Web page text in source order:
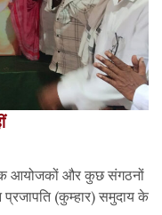
आयोजकों और कुछ संगठनों
प्रजापति (कुम्हार) समुदाय के